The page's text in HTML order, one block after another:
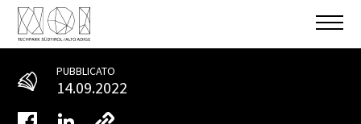
PUBBLICATO
14.09.2022